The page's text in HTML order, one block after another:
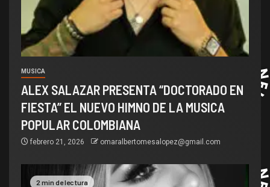
MUSICA
ALEX SALAZAR PRESENTA “DOCTORADO EN
FIESTA” EL NUEVO HIMNO DE LA MUSICA
POPULAR COLOMBIANA
febrero 21, 2026 omaralbertomesalopez@gmail.com
2 min de lectura